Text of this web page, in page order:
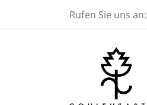
Rufen Sie uns an: